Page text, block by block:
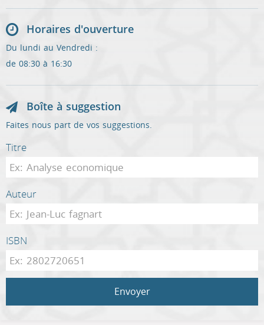
Horaires d'ouverture
Du lundi au Vendredi :
de 08:30 à 16:30
Boîte à suggestion
Faites nous part de vos suggestions.
Titre
Auteur
ISBN
Envoyer